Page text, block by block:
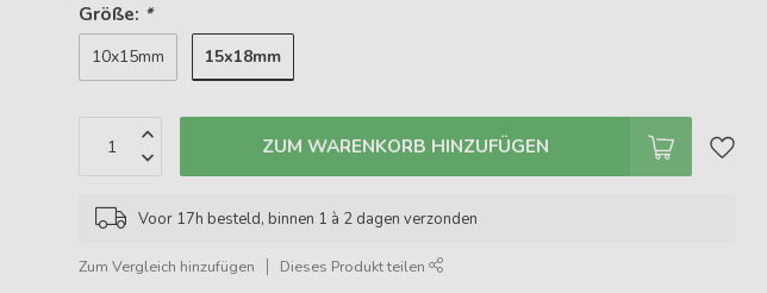
Größe: *
10x15mm 15x18mm
ZUM WARENKORB HINZUFÜGEN
Voor 17h besteld, binnen 1 à 2 dagen verzonden
Zum Vergleich hinzufügen Dieses Produkt teilen